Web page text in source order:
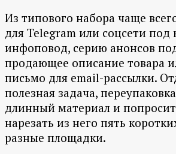
Из типового набора чаще
для Telegram или соцсети под
инфоповод, серию анонсов
продающее описание товара
письмо для email-рассылки.
полезная задача,
длинный материал и
нарезать из него пять
разные площадки.